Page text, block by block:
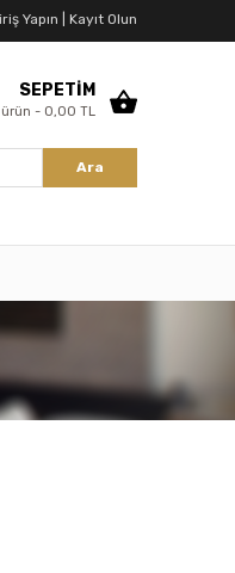
Yapın | Kayıt Olun
SEPETİM
- 0,00 TL
Ara